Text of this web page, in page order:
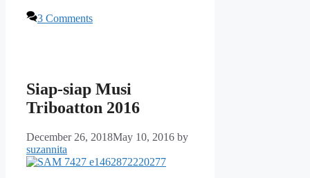
3 Comments
Siap-siap Musi
Triboatton 2016
December 26, 2018May 10, 2016 by
suzannita